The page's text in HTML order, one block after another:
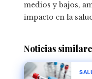
medios y bajos,
impacto en la
Noticias